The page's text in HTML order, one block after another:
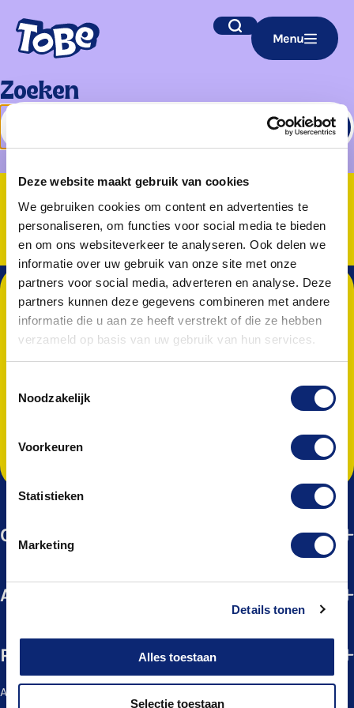
Deze website maakt gebruik van cookies
We gebruiken cookies om content en advertenties te
personaliseren, om functies voor social media te bieden
en om ons websiteverkeer te analyseren. Ook delen we
informatie over uw gebruik van onze site met onze
partners voor social media, adverteren en analyse. Deze
partners kunnen deze gegevens combineren met andere
informatie die u aan ze heeft verstrekt of die ze hebben
verzameld op basis van uw gebruik van hun services.
Noodzakelijk
Voorkeuren
Statistieken
Marketing
Details tonen
Alles toestaan
Selectie toestaan
Navigatie
overslaan
Zoek Menu
Zoeken
Zoeken
Blijf op de hoogte van de leukste
activiteiten en cursussen bij ToBe. Meld
je aan voor de nieuwsbrief!
E-
Ik ga akkoord met het
Cursussen
Actueel
Praktisch
Algemene voorwaarden